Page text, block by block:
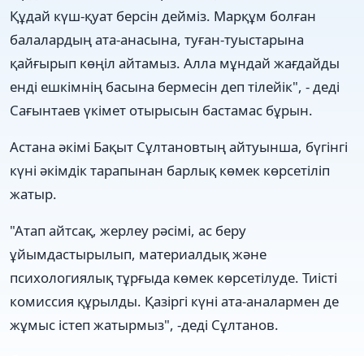
Құдай күш-қуат берсін дейміз. Марқұм болған
балалардың ата-анасына, туған-туыстарына
қайғырып көңіл айтамыз. Алла мұндай жағдайды
енді ешкімнің басына бермесін деп тілейік", - деді
Сағынтаев үкімет отырысын бастамас бұрын.
Астана әкімі Бақыт Сұлтановтың айтуынша, бүгінгі
күні әкімдік тарапынан барлық көмек көрсетіліп
жатыр.
"Атап айтсақ, жерлеу рәсімі, ас беру
ұйымдастырылып, материалдық және
психологиялық тұрғыда көмек көрсетілуде. Тиісті
комиссия құрылды. Қазіргі күні ата-аналармен де
жұмыс істеп жатырмыз", -деді Сұлтанов.